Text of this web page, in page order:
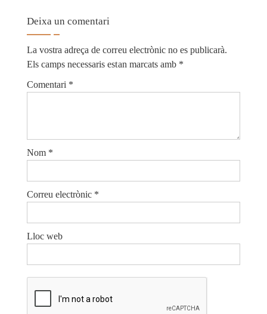
Deixa un comentari
La vostra adreça de correu electrònic no es publicarà.
Els camps necessaris estan marcats amb *
Comentari *
Nom *
Correu electrònic *
Lloc web